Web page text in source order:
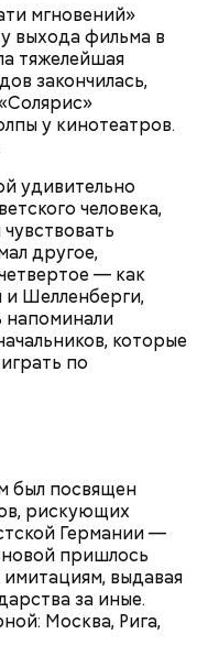
мгновений»
выхода фильма в
тяжелейшая
закончилась,
у кинотеатров.
удивительно
человека,
другое,
— как
Шелленберги,
напоминали
которые
по
был посвящен
рискующих
Германии —
пришлось
выдавая
за иные.
Москва, Рига,
не для всех дыня
ее стоит
Москва»
диетолога
есть эту ягодус